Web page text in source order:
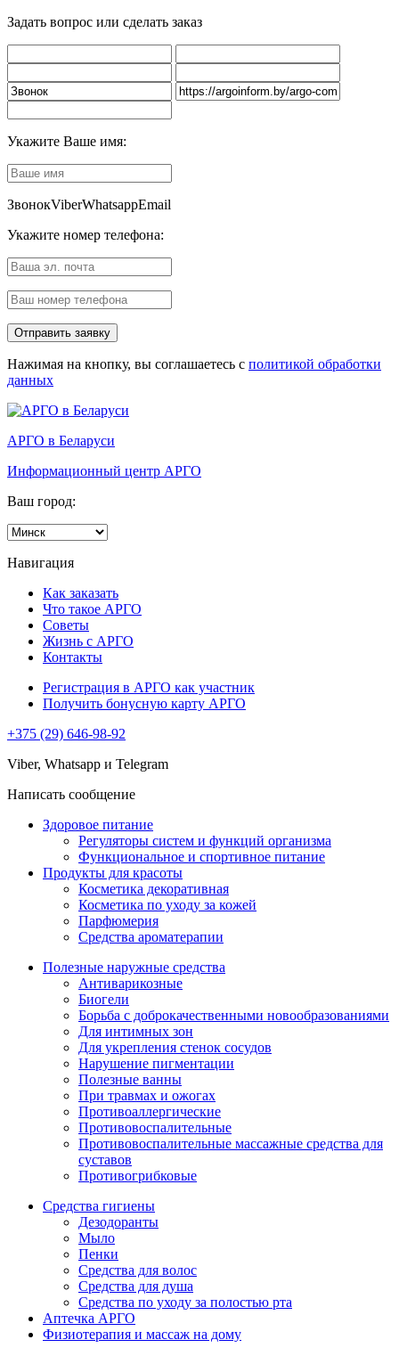
Задать вопрос или сделать заказ
Укажите Ваше имя:
ЗвонокViberWhatsappEmail
Укажите номер телефона:
Нажимая на кнопку, вы соглашаетесь с политикой обработки
данных
АРГО в Беларуси
Информационный центр АРГО
Ваш город:
Навигация
Как заказать
Что такое АРГО
Советы
Жизнь с АРГО
Контакты
Регистрация в АРГО как участник
Получить бонусную карту АРГО
+375 (29) 646-98-92
Viber, Whatsapp и Telegram
Написать сообщение
Здоровое питание
Регуляторы систем и функций организма
Функциональное и спортивное питание
Продукты для красоты
Косметика декоративная
Косметика по уходу за кожей
Парфюмерия
Средства ароматерапии
Полезные наружные средства
Антиварикозные
Биогели
Борьба с доброкачественными новообразованиями
Для интимных зон
Для укрепления стенок сосудов
Нарушение пигментации
Полезные ванны
При травмах и ожогах
Противоаллергические
Противовоспалительные
Противовоспалительные массажные средства для
суставов
Противогрибковые
Средства гигиены
Дезодоранты
Мыло
Пенки
Средства для волос
Средства для душа
Средства по уходу за полостью рта
Аптечка АРГО
Физиотерапия и массаж на дому